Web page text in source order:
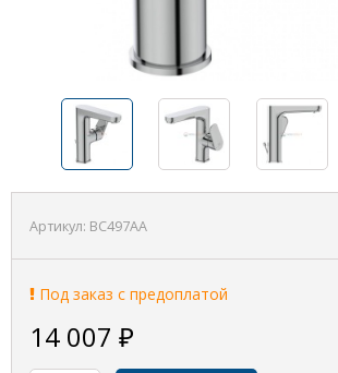
Артикул: BC497AA
Под заказ с предоплатой
14 007 ₽